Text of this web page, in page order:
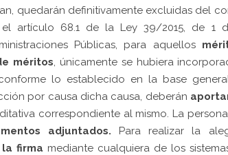
quedarán definitivamente excluidas del
artículo 68.1 de la Ley 39/2015, de 1
Públicas, para aquellos
méritos , únicamente se hubiera
lo establecido en la base
por causa dicha causa, deberán
correspondiente al mismo. La
adjuntados. Para realizar la
firma mediante cualquiera de los